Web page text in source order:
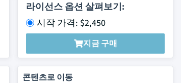
라이선스 옵션 살펴보기:
시작 가격: $2,450
지금 구매
콘텐츠로 이동